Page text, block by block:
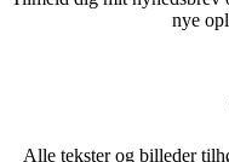
nye
Alle tekster og billeder